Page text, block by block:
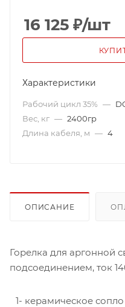
16 125 ₽/шт
Характеристики
Рабочий цикл 35% —
Вес, кг — 2400гр
Длина кабеля, м — 4
ОПИСАНИЕ
Горелка для аргонной
подсоединением, ток
1- керамическое сопло